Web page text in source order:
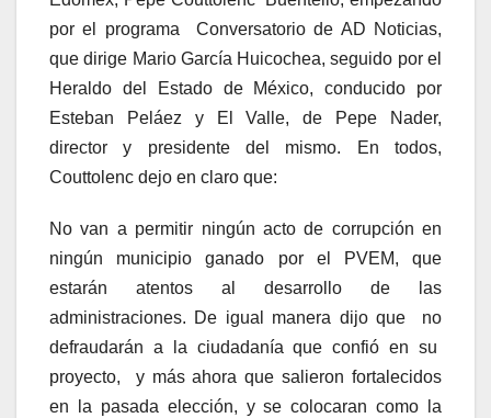
por el programa Conversatorio de AD Noticias,
que dirige Mario García Huicochea, seguido por el
Heraldo del Estado de México, conducido por
Esteban Peláez y El Valle, de Pepe Nader,
director y presidente del mismo. En todos,
Couttolenc dejo en claro que:
No van a permitir ningún acto de corrupción en
ningún municipio ganado por el PVEM, que
estarán atentos al desarrollo de las
administraciones. De igual manera dijo que no
defraudarán a la ciudadanía que confió en su
proyecto, y más ahora que salieron fortalecidos
en la pasada elección, y se colocaran como la